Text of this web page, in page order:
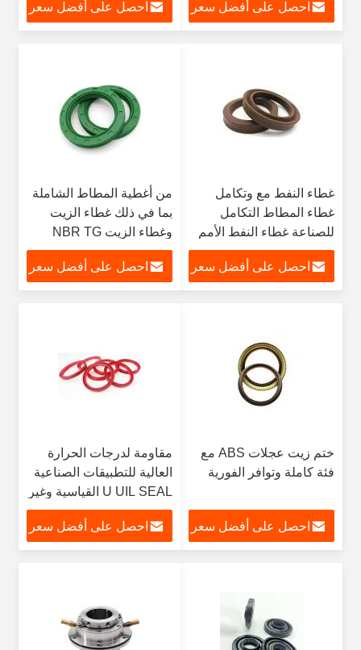
احصل على أفضل سعر احصل على أفضل سعر
غطاء النفط مع وتكامل
غطاء المطاط التكامل
للصناعة غطاء النفط الأمم
المتحدة
احصل على أفضل سعر
من أغطية المطاط الشاملة
بما في ذلك غطاء الزيت
وغطاء الزيت NBR TG
احصل على أفضل سعر
ختم زيت عجلات ABS مع
فئة كاملة وتوافر الفورية
احصل على أفضل سعر
مقاومة لدرجات الحرارة
العالية للتطبيقات الصناعية
U UIL SEAL القياسية وغير
القياسية لمتطلبات مختلفة
احصل على أفضل سعر